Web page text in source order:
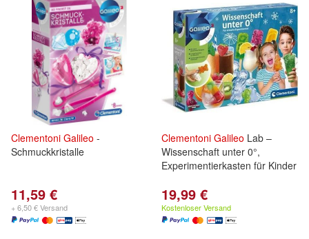
Clementoni Galileo -
Schmuckkristalle
11,59 €
+ 6,50 € Versand
Clementoni Galileo Lab –
Wissenschaft unter 0°,
Experimentierkasten für Kinder
19,99 €
Kostenloser Versand